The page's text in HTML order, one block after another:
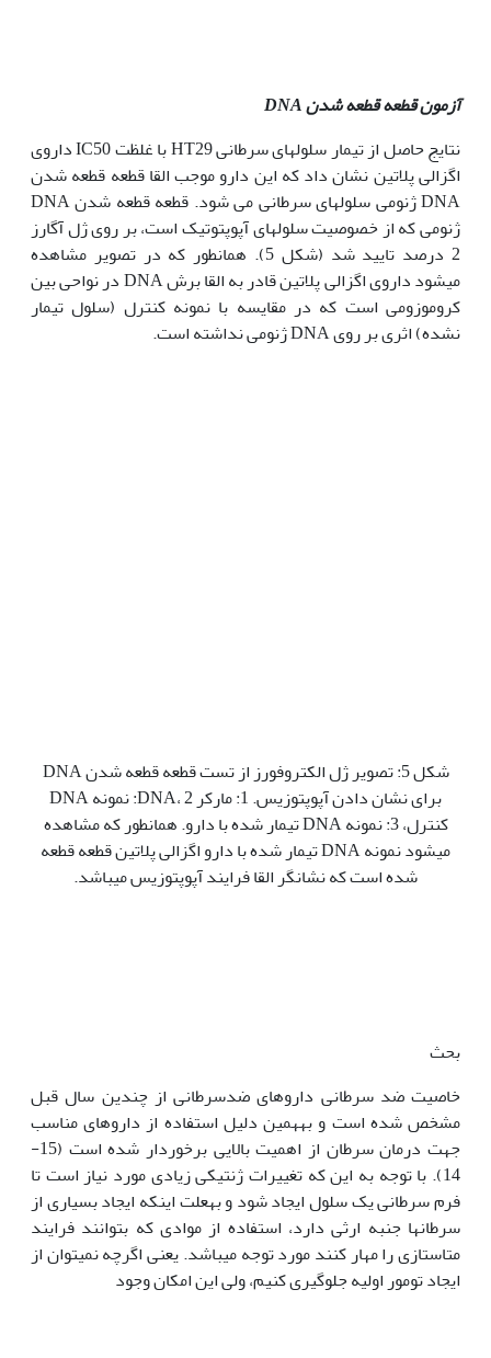
آزمون قطعه قطعه شدنDNA
نتایج حاصل از تیمار سلول‫های سرطانی HT29 با غلظت IC50 داروی
اگزالی پلاتین نشان داد که این دارو موجب القا قطعه قطعه شدن
DNA ژنومی سلول‫های سرطانی می شود. قطعه قطعه شدن DNA
ژنومی که از خصوصیت سلول­های آپوپتوتیک است، بر روی ژل آگارز
2 درصد تایید شد (شکل 5). همان‫طور که در تصویر مشاهده
می‫شود داروی اگزالی پلاتین قادر به القا برش DNA در نواحی بین
کروموزومی است که در مقایسه با نمونه کنترل (سلول تیمار
نشده)‌ اثری بر روی DNA ژنومی نداشته است.
شکل 5: تصویر ژل الکتروفورز از تست قطعه قطعه شدن DNA
برای نشان دادن آپوپتوزیس. 1: مارکر DNA، 2: نمونه DNA
کنترل، 3: نمونه DNA تیمار شده با دارو. همان‫طور که مشاهده
می‫شود نمونه DNA تیمار شده با دارو اگزالی پلاتین قطعه قطعه
شده است که نشانگر القا فرایند آپوپتوزیس می‫باشد.
بحث
خاصیت ضد سرطانی داروهای ضدسرطانی از چندین سال قبل
مشخص شده است و به‫همین دلیل استفاده از داروهای مناسب
جهت درمان سرطان از اهمیت بالایی برخوردار شده است (15-
14). با توجه به این که تغییرات ژنتیکی زیادی مورد نیاز است تا
فرم سرطانی یک سلول ایجاد شود و به‫علت اینکه ایجاد بسیاری از
سرطان‫ها جنبه ارثی دارد، استفاده از موادی که بتوانند فرایند
متاستازی را مهار کنند مورد توجه می‫باشد. یعنی اگرچه نمی‫توان از
ایجاد تومور اولیه جلوگیری کنیم، ولی این امکان وجود